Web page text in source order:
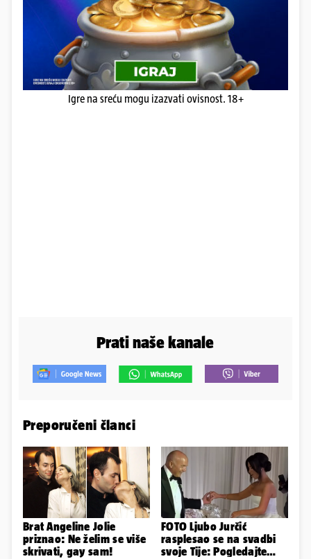
Igre na sreću mogu izazvati ovisnost. 18+
Prati naše kanale
Preporučeni članci
Brat Angeline Jolie
priznao: Ne želim se više
skrivati, gay sam!
FOTO Ljubo Jurčić
rasplesao se na svadbi
svoje Tije: Pogledajte